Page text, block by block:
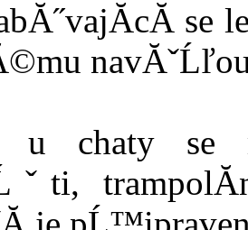
se
u chaty se